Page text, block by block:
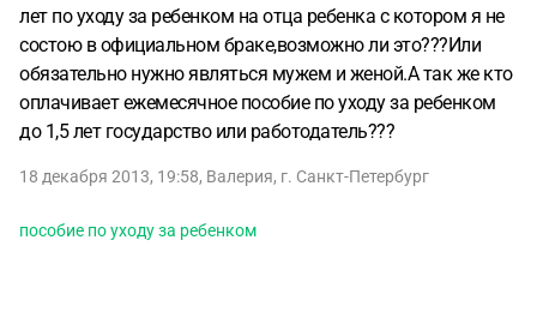
лет по уходу за ребенком на отца ребенка с котором я не
состою в официальном браке,возможно ли это???Или
обязательно нужно являться мужем и женой.А так же кто
оплачивает ежемесячное пособие по уходу за ребенком
до 1,5 лет государство или работодатель???
18 декабря 2013, 19:58, Валерия, г. Санкт-Петербург
пособие по уходу за ребенком